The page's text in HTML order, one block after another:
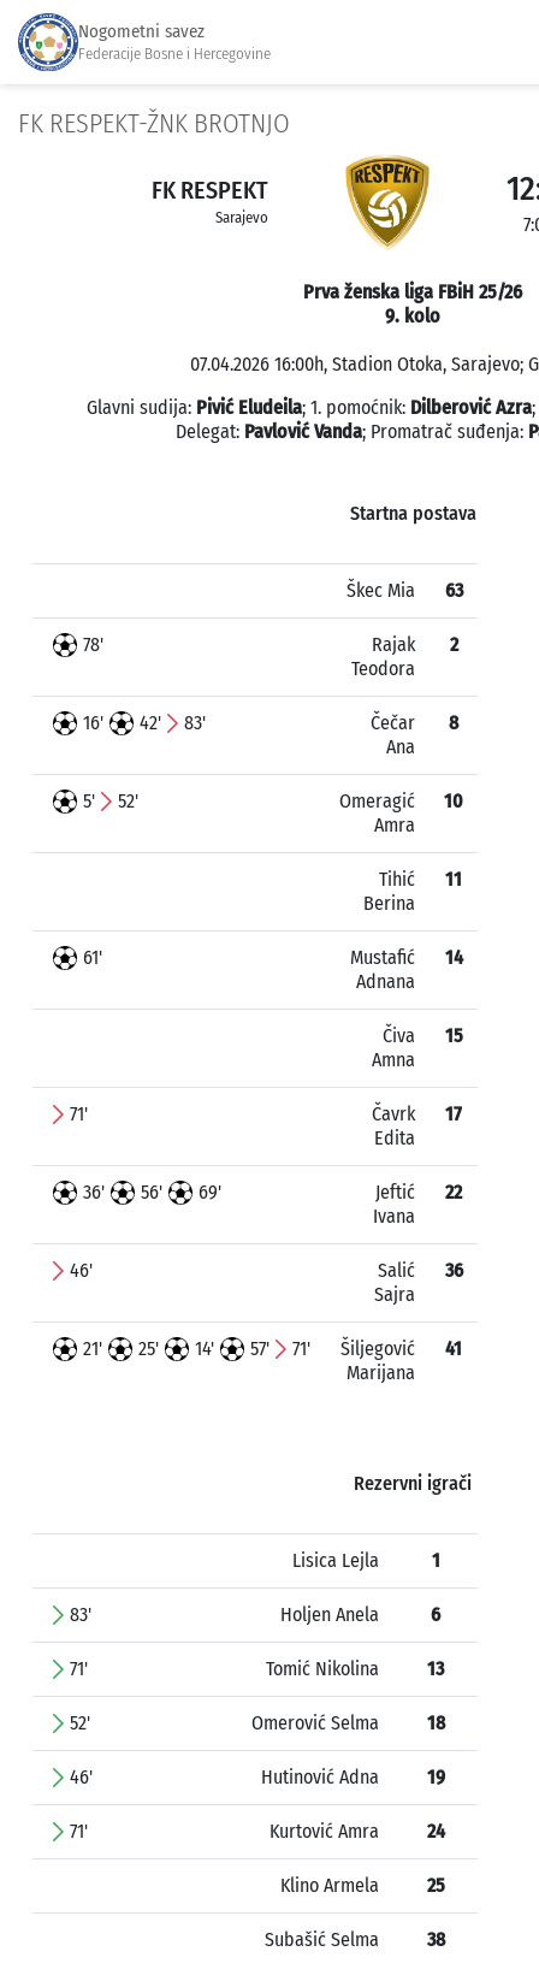
Nogometni savez
Federacije Bosne i Hercegovine
FK RESPEKT-ŽNK BROTNJO
FK RESPEKT
Sarajevo
Prva ženska liga FBiH 25/26
9. kolo
07.04.2026 16:00h, Stadion Otoka, Sarajevo;
Glavni sudija: Pivić Eludeila; 1. pomoćnik: Dilberović Azra
Delegat: Pavlović Vanda; Promatrač suđenja:
Startna postava
Škec Mia 63
78'
Rajak
Teodora
2
16' 42' 83'
Čečar
Ana
8
5' 52'
Omeragić
Amra
10
Tihić
Berina
11
61'
Mustafić
Adnana
14
Čiva
Amna
15
71'
Čavrk
Edita
17
36' 56' 69'
Jeftić
Ivana
22
46'
Salić
Sajra
36
21' 25' 14' 57' 71'
Šiljegović
Marijana
41
Rezervni igrači
Lisica Lejla 1
83' Holjen Anela 6
71' Tomić Nikolina 13
52' Omerović Selma 18
46' Hutinović Adna 19
71' Kurtović Amra 24
Klino Armela 25
Subašić Selma 38